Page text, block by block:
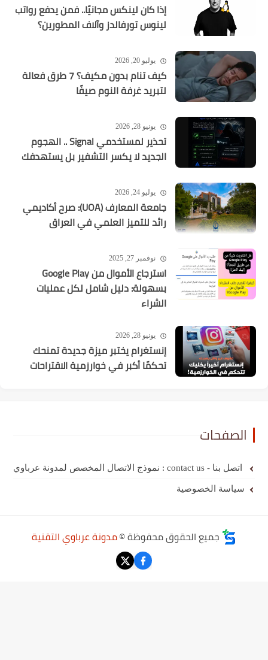
إذا كان لينكس مجانيًا.. فمن يدفع رواتب
لينوس تورفالدز وآلاف المطورين؟
يوليو 20, 2026
كيف تنام بدون مكيف؟ 7 طرق فعالة
لتبريد غرفة النوم صيفًا
يونيو 28, 2026
تحذير لمستخدمي Signal .. الهجوم
الجديد لا يكسر التشفير بل يستهدفك
يوليو 24, 2026
جامعة المعارف (UOA): صرح أكاديمي
رائد للتميز العلمي في العراق
نوفمبر 27, 2025
استرجاع الأموال من Google Play
بسهولة: دليل شامل لكل عمليات
الشراء
يونيو 28, 2026
إنستغرام يختبر ميزة جديدة تمنحك
تحكمًا أكبر في خوارزمية الاقتراحات
الصفحات
اتصل بنا - contact us : نموذج الاتصال المخصص لمدونة عرباوي
سياسة الخصوصية
جميع الحقوق محفوظة ©مدونة عرباوي التقنية